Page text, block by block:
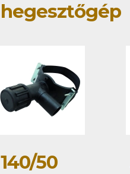
hegesztőgép
140/50